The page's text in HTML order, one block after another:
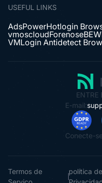
USEFUL LINKS
AdsPowerHotlogin
vmoscloudForenose
VMLogin Antidetect
ENTRE
E-mail:
Conecte-
Termos de
política de